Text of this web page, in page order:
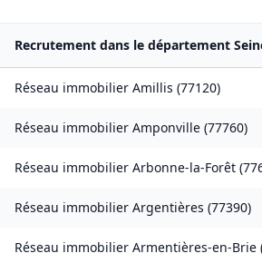
Recrutement dans le département
Réseau immobilier Amillis (77120)
Réseau immobilier Amponville (77760)
Réseau immobilier Arbonne-la-Forêt (
Réseau immobilier Argentières (77390)
Réseau immobilier Armentières-en-Brie